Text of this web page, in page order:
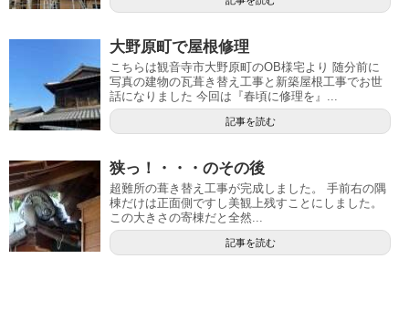
大野原町で屋根修理
こちらは観音寺市大野原町のOB様宅より 随分前に
写真の建物の瓦葺き替え工事と新築屋根工事でお世
話になりました 今回は『春頃に修理を』...
記事を読む
狭っ！・・・のその後
超難所の葺き替え工事が完成しました。 手前右の隅
棟だけは正面側ですし美観上残すことにしました。
この大きさの寄棟だと全然...
記事を読む